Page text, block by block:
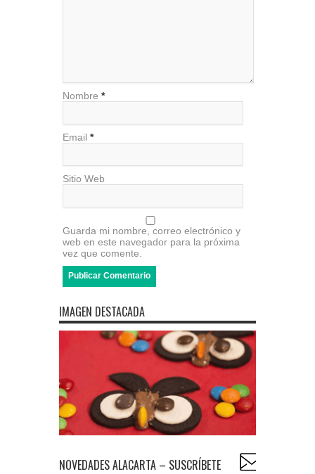
Nombre *
Email *
Sitio Web
Guarda mi nombre, correo electrónico y
web en este navegador para la próxima
vez que comente.
IMAGEN DESTACADA
NOVEDADES ALACARTA – SUSCRÍBETE